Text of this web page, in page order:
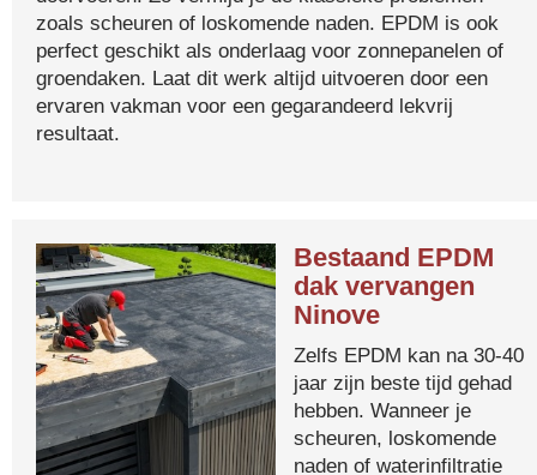
zoals scheuren of loskomende naden. EPDM is ook
perfect geschikt als onderlaag voor zonnepanelen of
groendaken. Laat dit werk altijd uitvoeren door een
ervaren vakman voor een gegarandeerd lekvrij
resultaat.
Bestaand EPDM
dak vervangen
Ninove
Zelfs EPDM kan na 30-40
jaar zijn beste tijd gehad
hebben. Wanneer je
scheuren, loskomende
naden of waterinfiltratie